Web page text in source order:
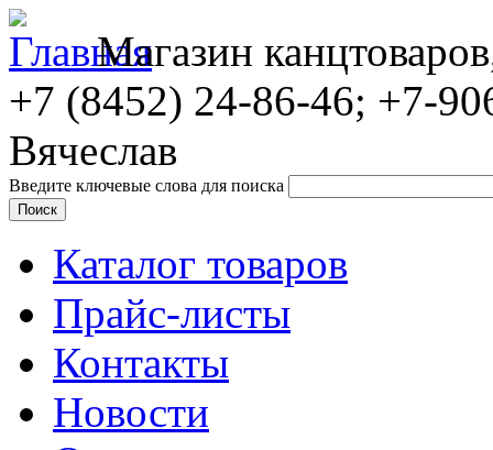
Магазин
+7 (8452) 24-86-46; +7-
Вячеслав
Введите ключевые слова для поиска
Каталог товаров
Прайс-листы
Контакты
Новости